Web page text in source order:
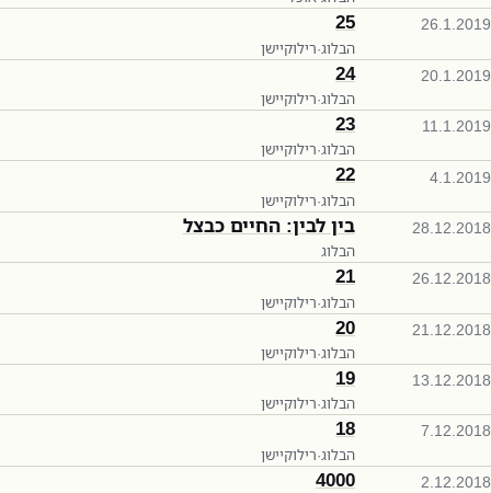
26.1.2019
25
הבלוג·רילוקיישן
20.1.2019
24
הבלוג·רילוקיישן
11.1.2019
23
הבלוג·רילוקיישן
4.1.2019
22
הבלוג·רילוקיישן
28.12.2018 בין לבין: החיים כבצל
הבלוג
26.12.2018
21
הבלוג·רילוקיישן
21.12.2018
20
הבלוג·רילוקיישן
13.12.2018
19
הבלוג·רילוקיישן
7.12.2018
18
הבלוג·רילוקיישן
2.12.2018
4000